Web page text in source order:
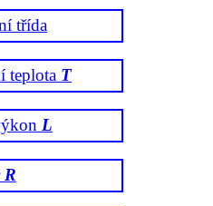
třída
teplota T
L
R